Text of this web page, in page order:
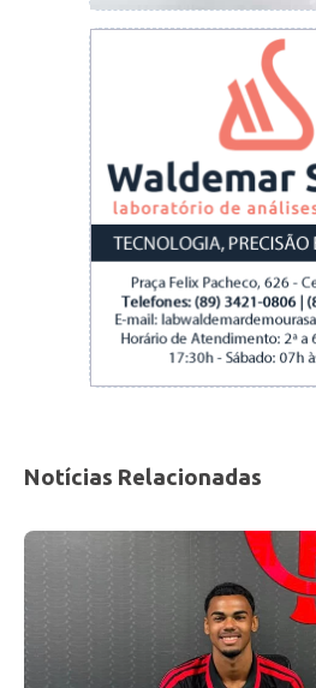
sem perder. Já o Athletico-
jogo sem triunfo.
Por Fábio Hecico, especial
Estadão Conteúdo
Notícias Relacionadas